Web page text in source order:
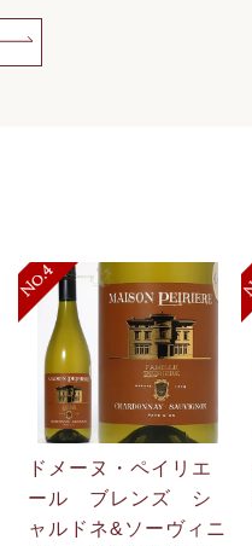
ドメーヌ・ペイリエ
ール ブレンズ シ
ャルドネ&ソーヴィニ